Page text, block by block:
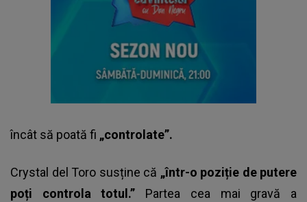
încât să poată fi „controlate”.
Crystal del Toro susține că „într-o poziție de putere
poți controla totul.” Partea cea mai gravă a